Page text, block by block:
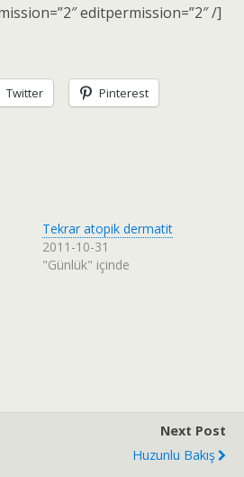
editpermission=”2″ /]
Twitter Pinterest
Tekrar atopik dermatit
2011-10-31
"Günlük" içinde
Next Post
Huzunlu Bakış